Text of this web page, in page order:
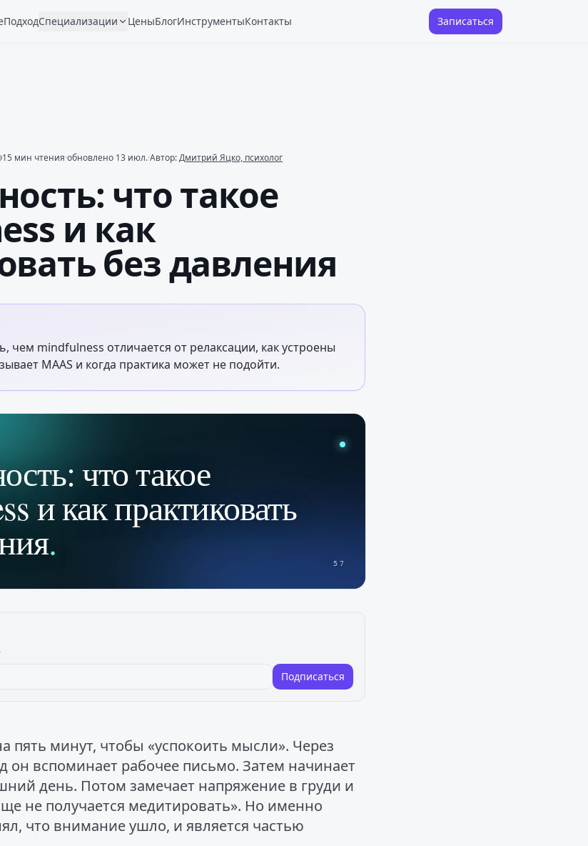
ПодходСпециализации ЦеныБлогИнструментыКонтакты Записаться
15 мин чтения·обновлено 13 июл.·Автор:Дмитрий Яцко, психолог
что такое
и как
без давления
чем mindfulness отличается от релаксации, как устроены
MAAS и когда практика может не подойти.
что такое
и как практиковать
. 57
Подписаться
пять минут, чтобы «успокоить мысли». Через
он вспоминает рабочее письмо. Затем начинает
день. Потом замечает напряжение в груди и
не получается медитировать». Но именно
что внимание ушло, и является частью